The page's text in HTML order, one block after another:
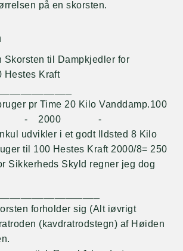
på en skorsten.
Skorsten til Dampkjedler for
Hestes Kraft
pr Time 20 Kilo Vanddamp.100
- - 2000 -
udvikler i et godt Ildsted 8 Kilo
til 100 Hestes Kraft 2000/8= 250
Sikkerheds Skyld regner jeg dog
forholder sig (Alt iøvrigt
(kavdratrodstegn) af Høiden